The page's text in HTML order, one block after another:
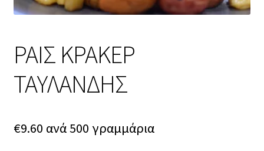
ΡΑΙΣ ΚΡΑΚΕΡ
ΤΑΥΛΑΝΔΗΣ
€9.60 ανά 500 γραμμάρια